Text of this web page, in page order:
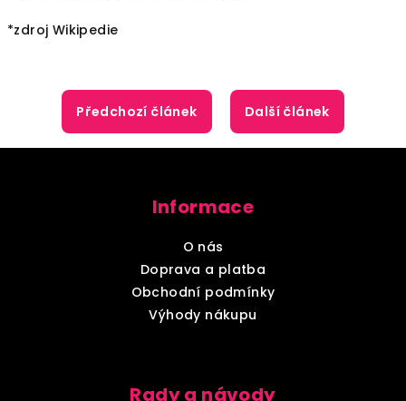
*zdroj Wikipedie
Předchozí článek Další článek
Informace
O nás
Doprava a platba
Obchodní podmínky
Výhody nákupu
Rady a návody